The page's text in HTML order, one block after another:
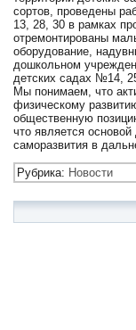
сортов, проведены
13, 28, 30 в рамках
отремонтированы
оборудование,
дошкольном
детских садах №14,
Мы понимаем, что
физическому
общественную
что является
саморазвития в
Рубрика: Новости